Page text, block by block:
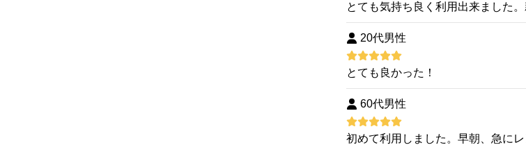
とても気持ち良く利用出来ました
20代男性
とても良かった！
60代男性
初めて利用しました。早朝、急に